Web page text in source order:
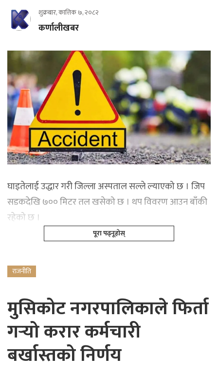
शुक्रबार, कात्तिक ७, २०८२
कर्णालीखबर
घाइतेलाई उद्धार गरी जिल्ला अस्पताल सल्ले ल्याएको छ । जिप
सडकदेखि ७०० मिटर तल खसेको छ । थप विवरण आउन बाँकी
रहेको छ ।
पूरा पढ्नूहोस्
राजनीति
मुसिकोट नगरपालिकाले फिर्ता
गर्‍यो करार कर्मचारी
बर्खास्तको निर्णय